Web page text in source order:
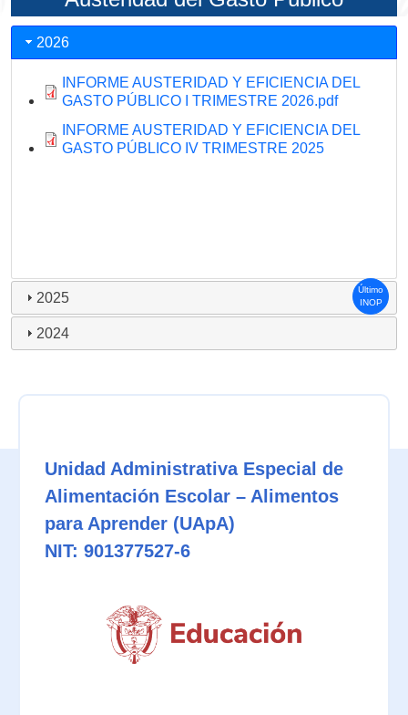
Último
INOP
2026
INFORME AUSTERIDAD Y EFICIENCIA DEL
GASTO PÚBLICO I TRIMESTRE 2026.pdf
INFORME AUSTERIDAD Y EFICIENCIA DEL
GASTO PÚBLICO IV TRIMESTRE 2025
2025
2024
Unidad Administrativa Especial de
Alimentación Escolar – Alimentos
para Aprender (UApA)
NIT: 901377527-6